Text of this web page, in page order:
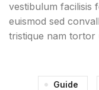
vestibulum facilisis
euismod sed
tristique nam tortor
Guide